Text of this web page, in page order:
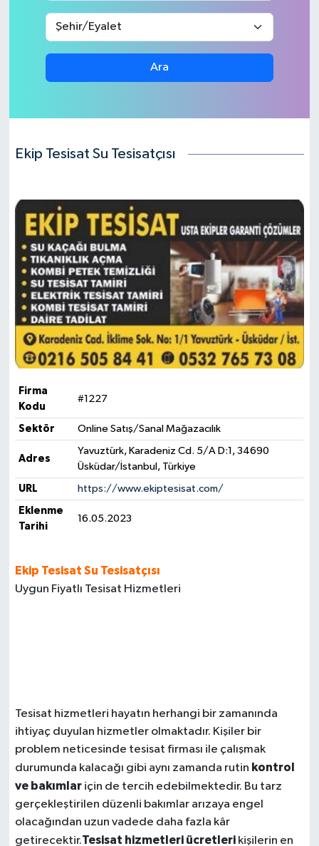
Ara
Ekip Tesisat Su Tesisatçısı
Firma
Kodu
#1227
Sektör Online Satış/Sanal Mağazacılık
Adres
Yavuztürk, Karadeniz Cd. 5/A D:1, 34690
Üsküdar/İstanbul, Türkiye
URL https://www.ekiptesisat.com/
Eklenme
Tarihi
16.05.2023
Ekip Tesisat Su Tesisatçısı
Uygun Fiyatlı Tesisat Hizmetleri
Tesisat hizmetleri hayatın herhangi bir zamanında
ihtiyaç duyulan hizmetler olmaktadır. Kişiler bir
problem neticesinde tesisat firması ile çalışmak
durumunda kalacağı gibi aynı zamanda rutin kontrol
ve bakımlar için de tercih edebilmektedir. Bu tarz
gerçekleştirilen düzenli bakımlar arızaya engel
olacağından uzun vadede daha fazla kâr
getirecektir.Tesisat hizmetleri ücretleri kişilerin en